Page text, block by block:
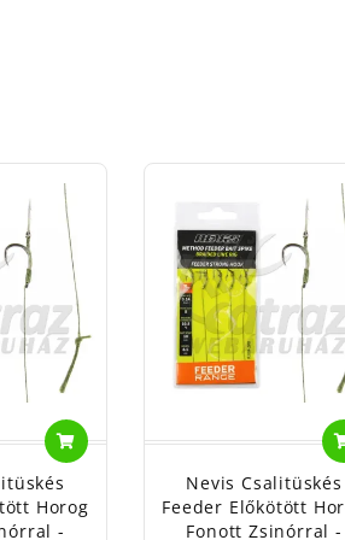
Horog
-
Nevis Csalitüskés
Feeder Előkötött
Fonott Zsinórral -